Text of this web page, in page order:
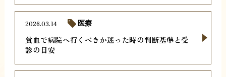
貧血で病院へ行くべきか迷った時の判断基準と受
診の目安
2026.03.14 医療